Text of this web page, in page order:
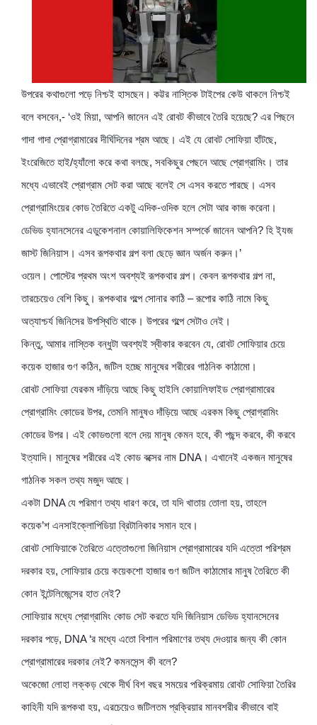
উপরের কথাগুলো পড়ে নিশ্চই হাসছেন। কট্টর নাস্তিক টাইপের কেউ থাকলে নিশ্চই
বলে বসবেন,- ‘ওই মিয়া, আপনি জানেন এই রোবট কীভাবে তৈরি হয়েছে? এর পিছনে
গাদা গাদা প্রোগ্রামারের দীর্ঘিদিনের শ্রম আছে। এই যে রোবট সোফিয়া হাঁটছে,
ইংরেজিতে হাই/হ্যাঁলো করে কথা বলছে, সবকিছুর পেছনে আছে প্রোগ্রামিং। তার
মধ্যে এভাবেই প্রোগ্রাম সেট করা আছে বলেই সে এসব করতে পারছে। এসব
প্রোগ্রামিংয়ের কোড তৈরিতে একটু এদিক-ওদিক হলে সেটা আর কাজ করেনা।
ডেভিড হ্যানসেনের এডুকেশনাল কোয়ালিফিকেশন সম্পর্কে জানেন আপনি? হি ই্যজ
জাস্ট জিনিয়াস। এসব রূপকথার গল্প বলা ছেড়ে জ্ঞান অর্জন করুন।’
ওয়েল। পোস্টের প্রথম অংশ অবশ্যই রূপকথার গল্প। কেবল রূপকথার গল্প না,
তারচেয়েও বেশি কিছু। রূপকথার গল্পে সোনার কাঠি – রূপোর কাঠি নামে কিছু
অত্যাশ্চর্য জিনিসের উপস্থিতি থাকে। উপরের গল্পে সেটাও নেই।
কিন্তু, আমার নাস্তিক বন্ধুটা অবশ্যই স্বীকার করবেন যে, রোবট সোফিয়ার চেয়ে
কয়েক হাজার গুণ কঠিন, জটিল হচ্ছে মানুষের শরীরের গাঠনিক কাঠামো।
রোবট সোফিয়া যেরকম দাঁড়িয়ে আছে কিছু হাইলি কোয়ালিফাইড প্রোগ্রামারের
প্রোগ্রামিং কোডের উপর, তেমনি মানুষও দাঁড়িয়ে আছে এরকম কিছু প্রোগ্রামিং
কোডের উপর। এই কোডগুলো বলে দেয় মানুষ কেমন হবে, কী পছন্দ করবে, কী করবে
ইত্যাদি। মানুষের শরীরের এই কোড বক্সের নাম DNA। এখানেই একজন মানুষের
গাঠনিক সকল তথ্য মজুদ আছে।
একটা DNA যে পরিমাণ তথ্য ধারণ করে, তা যদি খাতায় তোলা হয়, তাহলে
কয়েক’শ এনসাইক্লোপিডিয়া ব্রিটানিকার সমান হবে।
রোবট সোফিয়াকে তৈরিতে এত্তোগুলো জিনিয়াস প্রোগ্রামারের যদি এত্তো পরিশ্রম
দরকার হয়, সোফিয়ার চেয়ে কয়েকশো হাজার গুণ জটিল কাঠামোর মানুষ তৈরিতে কী
কোন ইন্টেলিজেন্সের হাত নেই?
সোফিয়ার মধ্যে প্রোগ্রামিং কোড সেট করতে যদি জিনিয়াস ডেভিড হ্যানসেনের
দরকার পড়ে, DNA ‘র মধ্যে এতো বিশাল পরিমাণের তথ্য দেওয়ার জন্য কী কোন
প্রোগ্রামারের দরকার নেই? কমনসেন্স কী বলে?
অকেজো লোহা লক্কড় থেকে দীর্ঘ বিশ বছর সময়ের পরিক্রমায় রোবট সোফিয়া তৈরির
কাহিনী যদি রূপকথা হয়, এরচেয়েও জটিলতম প্রক্রিয়ার মানবশরীর কীভাবে বাই